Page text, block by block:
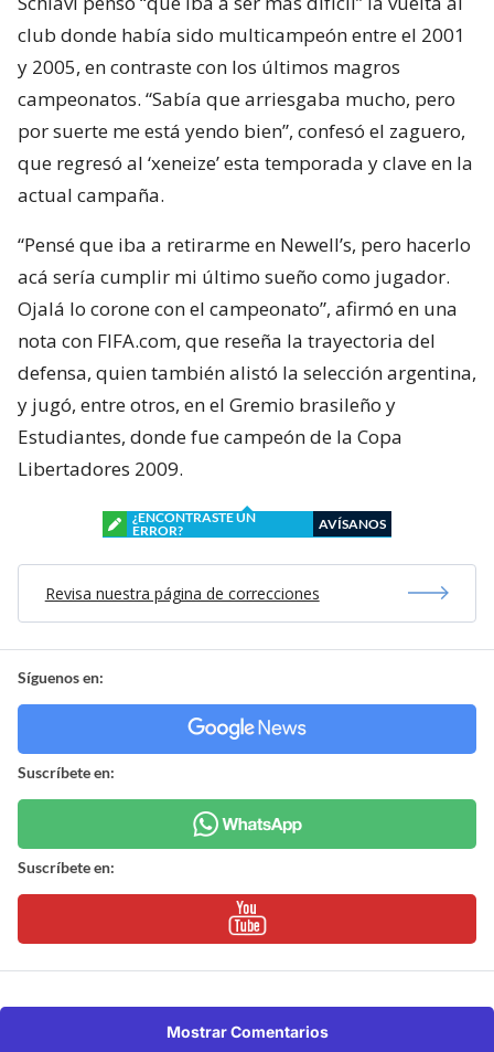
club donde había sido multicampeón entre el 2001
y 2005, en contraste con los últimos magros
campeonatos. “Sabía que arriesgaba mucho, pero
por suerte me está yendo bien”, confesó el zaguero,
que regresó al ‘xeneize’ esta temporada y clave en la
actual campaña.
“Pensé que iba a retirarme en Newell’s, pero hacerlo
acá sería cumplir mi último sueño como jugador.
Ojalá lo corone con el campeonato”, afirmó en una
nota con FIFA.com, que reseña la trayectoria del
defensa, quien también alistó la selección argentina,
y jugó, entre otros, en el Gremio brasileño y
Estudiantes, donde fue campeón de la Copa
Libertadores 2009.
¿ENCONTRASTE UN
ERROR?
AVÍSANOS
Revisa nuestra página de correcciones
Síguenos en:
Suscríbete en:
Suscríbete en:
Mostrar Comentarios